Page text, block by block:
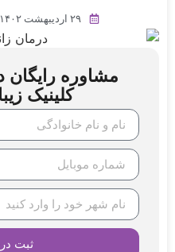
۲۹ اردیبهشت ۱۴۰۲
مشاوره رایگان
کلینیک
ثبت